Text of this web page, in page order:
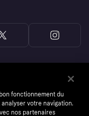
fonctionnement du
votre navigation.
nos partenaires